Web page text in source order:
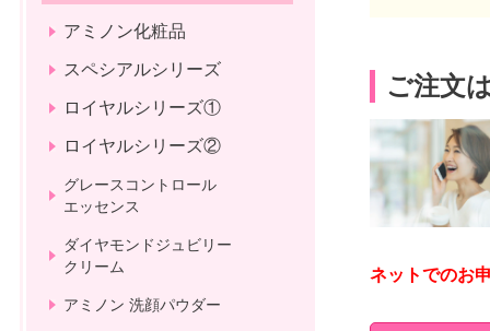
ご注文
ネットでのお
アミノン化粧品
スペシアルシリーズ
ロイヤルシリーズ①
ロイヤルシリーズ②
グレースコントロール
エッセンス
ダイヤモンドジュビリー
クリーム
アミノン 洗顔パウダー